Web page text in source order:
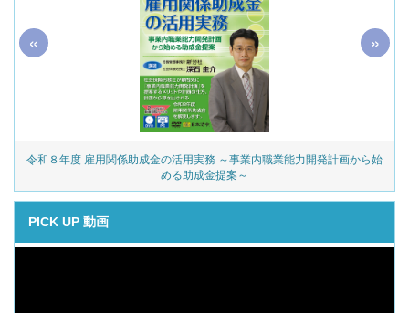
令和８年度 雇用関係助成金の活用実務 ～事業内職業能力開発計画から始
める助成金提案～
« »
PICK UP 動画